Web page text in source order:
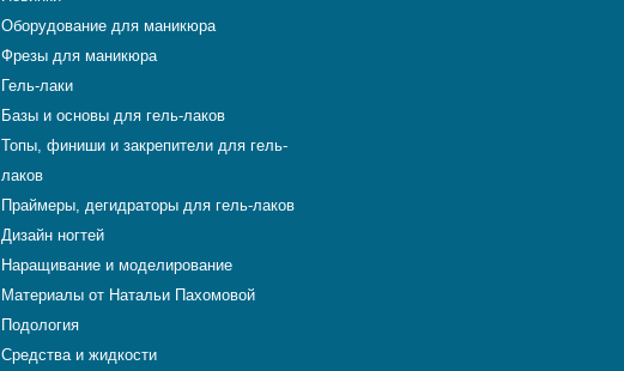
Оборудование для маникюра
Фрезы для маникюра
Гель-лаки
Базы и основы для гель-лаков
Топы, финиши и закрепители для гель-
лаков
Праймеры, дегидраторы для гель-лаков
Дизайн ногтей
Наращивание и моделирование
Материалы от Натальи Пахомовой
Подология
Средства и жидкости